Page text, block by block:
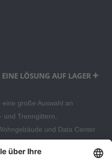
LÖSUNG AUF LAGER
große Auswahl an
und Trenngittern,
und Data Center
für die sichere